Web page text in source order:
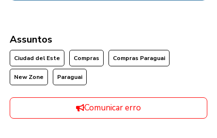
Assuntos
Ciudad del Este Compras Compras Paraguai
New Zone Paraguai
Comunicar erro